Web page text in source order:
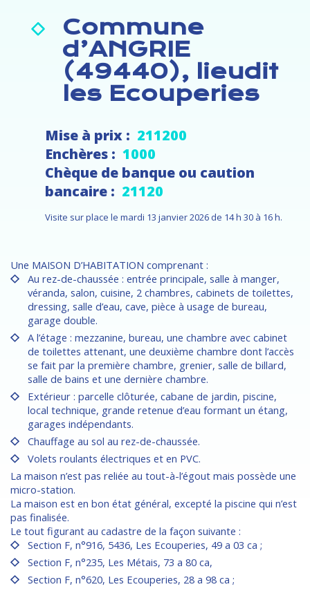
Commune
d’ANGRIE
(49440), lieudit
les Ecouperies
Mise à prix : 211200
Enchères : 1000
Chèque de banque ou caution
bancaire : 21120
Visite sur place le mardi 13 janvier 2026 de 14 h 30 à 16 h.
Une MAISON D’HABITATION comprenant :
Au rez-de-chaussée : entrée principale, salle à manger,
véranda, salon, cuisine, 2 chambres, cabinets de toilettes,
dressing, salle d’eau, cave, pièce à usage de bureau,
garage double.
A l’étage : mezzanine, bureau, une chambre avec cabinet
de toilettes attenant, une deuxième chambre dont l’accès
se fait par la première chambre, grenier, salle de billard,
salle de bains et une dernière chambre.
Extérieur : parcelle clôturée, cabane de jardin, piscine,
local technique, grande retenue d’eau formant un étang,
garages indépendants.
Chauffage au sol au rez-de-chaussée.
Volets roulants électriques et en PVC.
La maison n’est pas reliée au tout-à-l’égout mais possède une
micro-station.
La maison est en bon état général, excepté la piscine qui n’est
pas finalisée.
Le tout figurant au cadastre de la façon suivante :
Section F, n°916, 5436, Les Ecouperies, 49 a 03 ca ;
Section F, n°235, Les Métais, 73 a 80 ca,
Section F, n°620, Les Ecouperies, 28 a 98 ca ;